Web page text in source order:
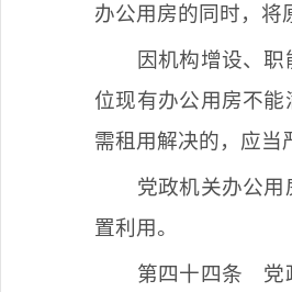
办公用房的同时，将
因机构增设、
位现有办公用房不
需租用解决的，应当
党政机关办公
置利用。
第四十四条 党